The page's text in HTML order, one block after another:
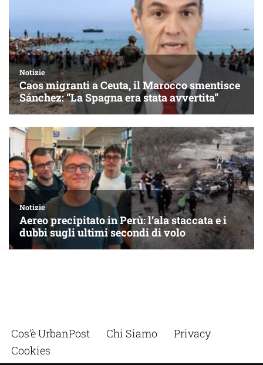
Cos’è UrbanPost Chi Siamo
Privacy
Cookies